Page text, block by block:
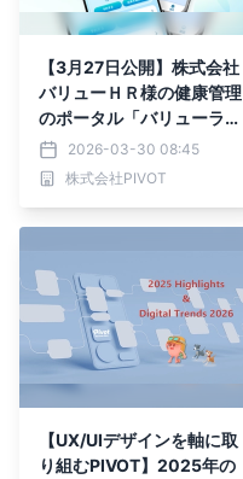
【3月27日公開】株式会社
バリューＨＲ様の健康管理
のポータル「バリューライ
フアプリ」 UIデザイン支
援事例
2026-03-30 08:45
株式会社PIVOT
【UX/UIデザインを軸に取
り組むPIVOT】2025年の